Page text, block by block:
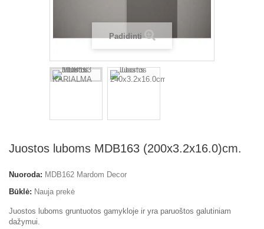
Padidinti
Juostos luboms MDB163 (200x3.2x16.0)cm.
Nuoroda: MDB162 Mardom Decor
Būklė: Nauja prekė
Juostos luboms gruntuotos gamykloje ir yra paruoštos galutiniam
dažymui.